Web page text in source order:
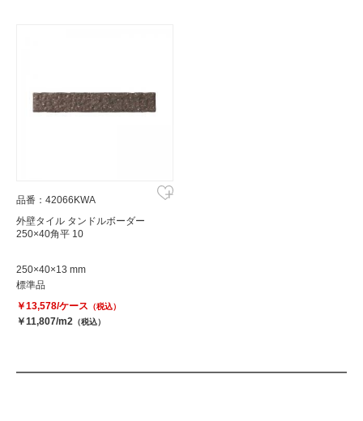
品番：42066KWA
外壁タイル タンドルボーダー
250×40角平 10
250×40×13 mm
標準品
￥13,578/ケース （税込）
￥11,807/m2 （税込）